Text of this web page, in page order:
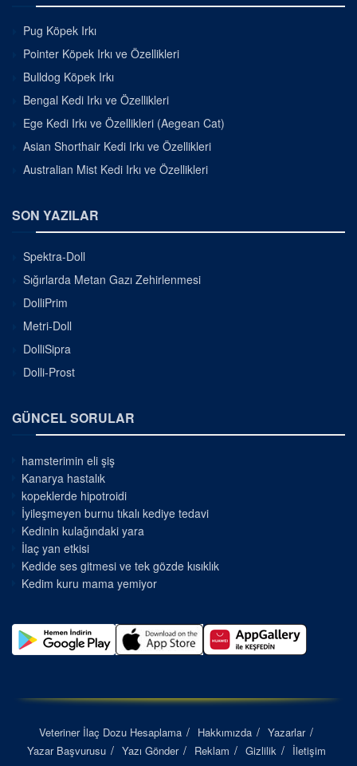
Pug Köpek Irkı
Pointer Köpek Irkı ve Özellikleri
Bulldog Köpek Irkı
Bengal Kedi Irkı ve Özellikleri
Ege Kedi Irkı ve Özellikleri (Aegean Cat)
Asian Shorthair Kedi Irkı ve Özellikleri
Australian Mist Kedi Irkı ve Özellikleri
SON YAZILAR
Spektra-Doll
Sığırlarda Metan Gazı Zehirlenmesi
DolliPrim
Metri-Doll
DolliSipra
Dolli-Prost
GÜNCEL SORULAR
hamsterimin eli şiş
Kanarya hastalık
kopeklerde hipotroidi
İyileşmeyen burnu tıkalı kediye tedavi
Kedinin kulağındaki yara
İlaç yan etkisi
Kedide ses gitmesi ve tek gözde kısıklık
Kedim kuru mama yemiyor
Veteriner İlaç Dozu Hesaplama Hakkımızda
Yazarlar
Yazar Başvurusu
Yazı Gönder Reklam Gizlilik İletişim